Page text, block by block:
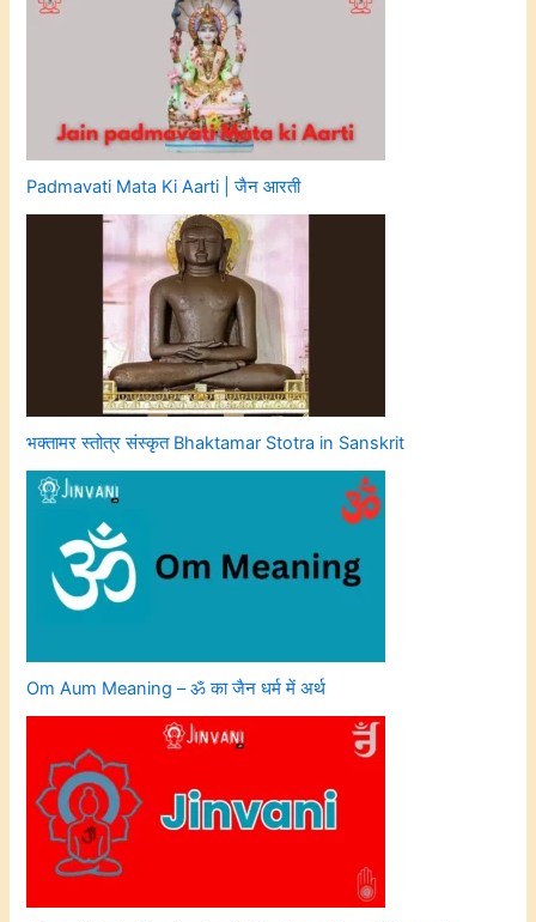
Padmavati Mata Ki Aarti | जैन आरती
भक्तामर स्तोत्र संस्कृत Bhaktamar Stotra in Sanskrit
Om Aum Meaning – ॐ का जैन धर्म में अर्थ